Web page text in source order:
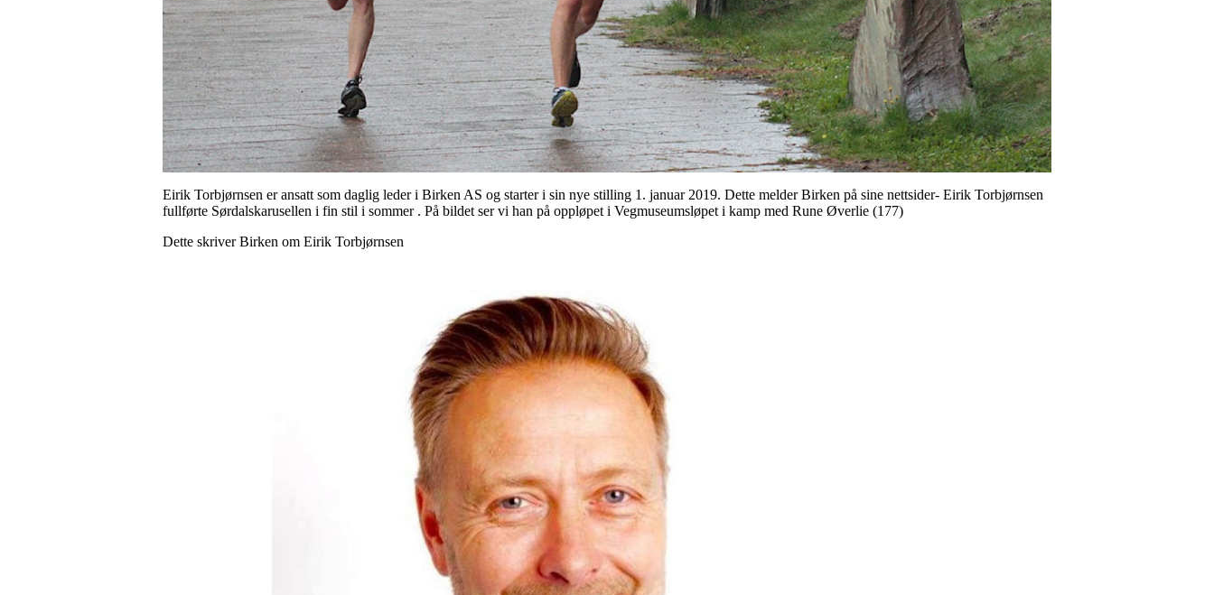
Eirik Torbjørnsen er ansatt som daglig leder i Birken AS og starter i sin nye stilling 1. januar 2019. Dette melder Birken på sine nettsider- Eirik Torbjørnsen
fullførte Sørdalskarusellen i fin stil i sommer . På bildet ser vi han på oppløpet i Vegmuseumsløpet i kamp med Rune Øverlie (177)
Dette skriver Birken om Eirik Torbjørnsen